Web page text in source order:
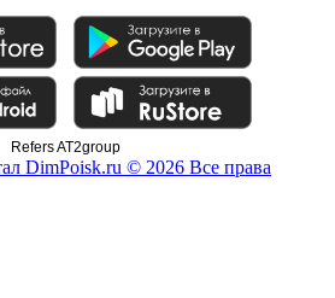
Refers AT2group
DimPoisk.ru © 2026 Все права